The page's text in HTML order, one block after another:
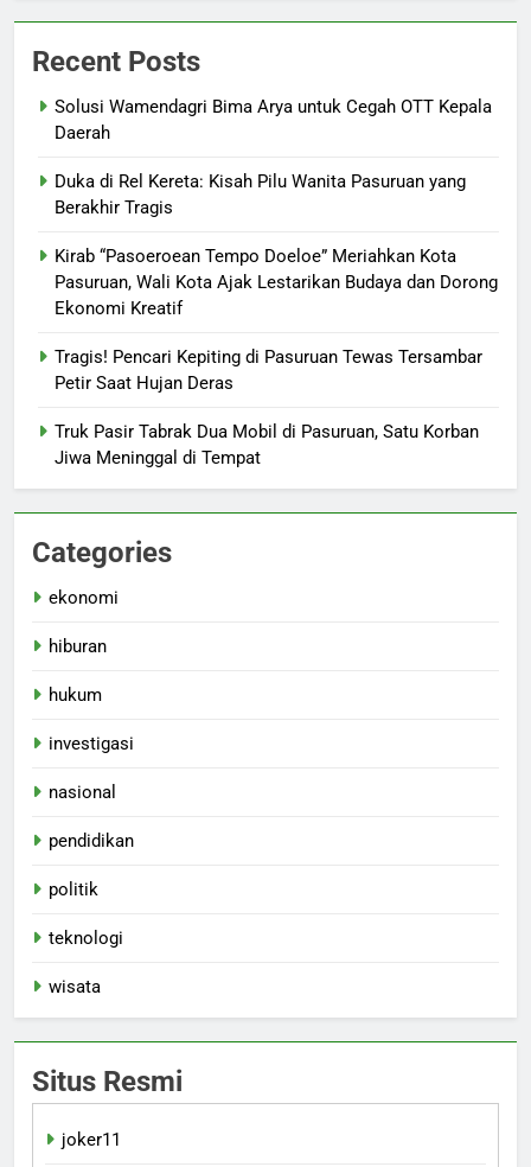
Recent Posts
Solusi Wamendagri Bima Arya untuk Cegah OTT Kepala
Daerah
Duka di Rel Kereta: Kisah Pilu Wanita Pasuruan yang
Berakhir Tragis
Kirab “Pasoeroean Tempo Doeloe” Meriahkan Kota
Pasuruan, Wali Kota Ajak Lestarikan Budaya dan Dorong
Ekonomi Kreatif
Tragis! Pencari Kepiting di Pasuruan Tewas Tersambar
Petir Saat Hujan Deras
Truk Pasir Tabrak Dua Mobil di Pasuruan, Satu Korban
Jiwa Meninggal di Tempat
Categories
ekonomi
hiburan
hukum
investigasi
nasional
pendidikan
politik
teknologi
wisata
Situs Resmi
joker11